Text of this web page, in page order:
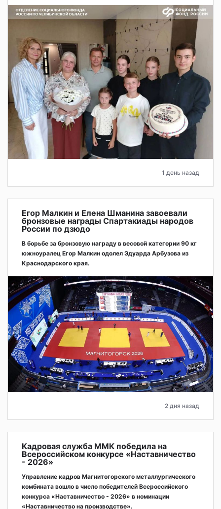
1 день назад
Егор Малкин и Елена Шманина завоевали
бронзовые награды Спартакиады народов
России по дзюдо
В борьбе за бронзовую награду в весовой категории 90 кг
южноуралец Егор Малкин одолел Эдуарда Арбузова из
Краснодарского края.
2 дня назад
Кадровая служба ММК победила на
Всероссийском конкурсе «Наставничество
- 2026»
Управление кадров Магнитогорского металлургического
комбината вошло в число победителей Всероссийского
конкурса «Наставничество - 2026» в номинации
«Наставничество на производстве».